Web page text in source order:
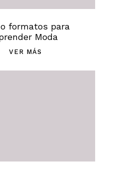
formatos para
Moda
VER MÁS